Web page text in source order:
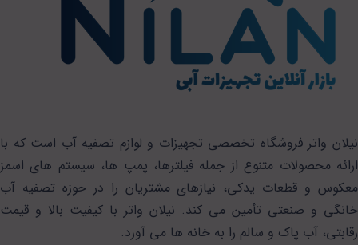
نیلان واتر فروشگاه تخصصی تجهیزات و لوازم تصفیه آب است که با
ارائه محصولات متنوع از جمله فیلترها، پمپ ها، سیستم های اسمز
معکوس و قطعات یدکی، نیازهای مشتریان را در حوزه تصفیه آب
خانگی و صنعتی تأمین می کند. نیلان واتر با کیفیت بالا و قیمت
رقابتی، آب پاک و سالم را به خانه ها می آورد.